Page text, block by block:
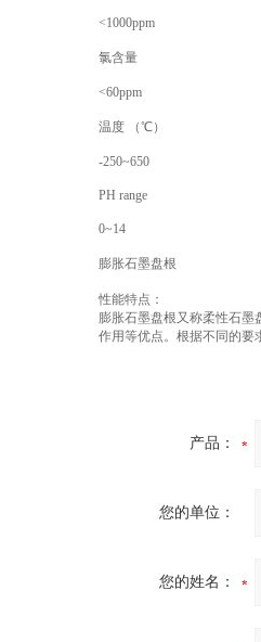
<1000ppm
氯含量
<60ppm
温度 （℃）
-250~650
PH range
0~14
膨胀石墨盘根
性能特点：
膨胀石墨盘根又称柔性石
作用等优点。根据不同的要
产品：
您的单位：
您的姓名：